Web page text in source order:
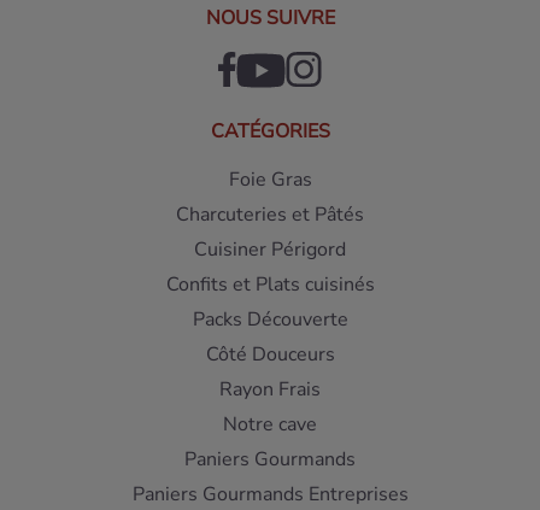
NOUS SUIVRE
CATÉGORIES
Foie Gras
Charcuteries et Pâtés
Cuisiner Périgord
Confits et Plats cuisinés
Packs Découverte
Côté Douceurs
Rayon Frais
Notre cave
Paniers Gourmands
Paniers Gourmands Entreprises